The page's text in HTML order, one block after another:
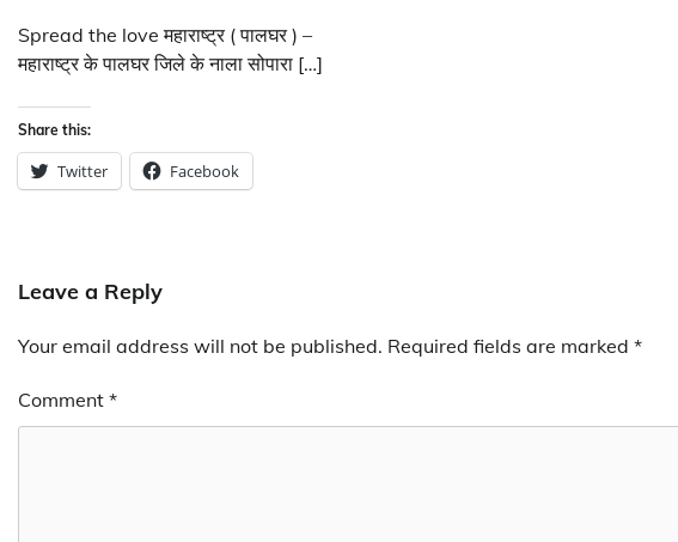
Spread the love महाराष्ट्र ( पालघर ) –
महाराष्ट्र के पालघर जिले के नाला सोपारा […]
Share this:
Twitter Facebook
Leave a Reply
Your email address will not be published. Required fields are marked *
Comment *